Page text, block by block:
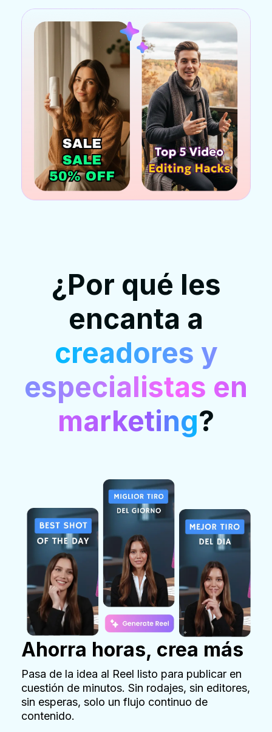
¿Por qué les
encanta a
creadores y
especialistas en
marketing?
Ahorra horas, crea más
Pasa de la idea al Reel listo para publicar en
cuestión de minutos. Sin rodajes, sin editores,
sin esperas, solo un flujo continuo de
contenido.